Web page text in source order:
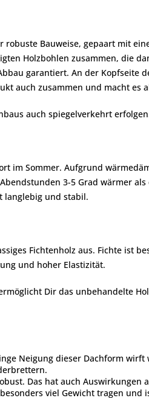
Bauweise, gepaart mit
Holzbohlen zusammen, die
garantiert. An der Kopfseite
auch zusammen und macht es
auch spiegelverkehrt
im Sommer. Aufgrund
3-5 Grad wärmer
langlebig und stabil.
Fichtenholz aus. Fichte ist
und hoher Elastizität.
Dir das unbehandelte
Neigung dieser Dachform
Das hat auch Auswirkungen
viel Gewicht tragen